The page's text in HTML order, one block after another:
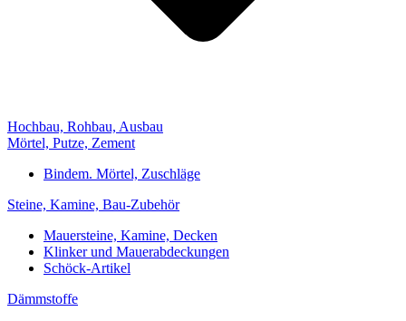
Hochbau, Rohbau, Ausbau
Mörtel, Putze, Zement
Bindem. Mörtel, Zuschläge
Steine, Kamine, Bau-Zubehör
Mauersteine, Kamine, Decken
Klinker und Mauerabdeckungen
Schöck-Artikel
Dämmstoffe